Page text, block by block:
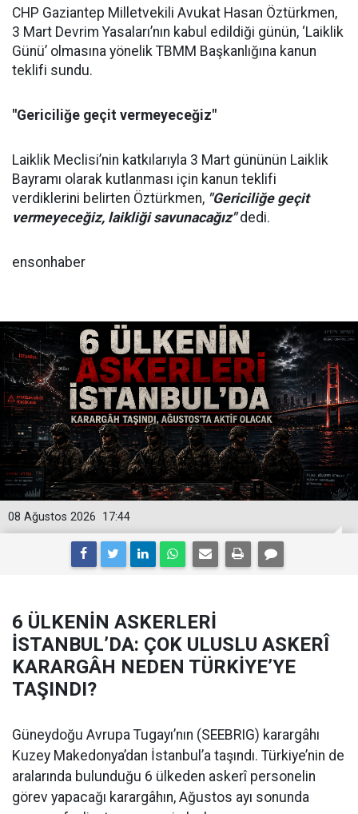
CHP Gaziantep Milletvekili Avukat Hasan Öztürkmen,
3 Mart Devrim Yasaları’nın kabul edildiği günün, ‘Laiklik
Günü’ olmasına yönelik TBMM Başkanlığına kanun
teklifi sundu.
"Gericiliğe geçit vermeyeceğiz"
Laiklik Meclisi’nin katkılarıyla 3 Mart gününün Laiklik
Bayramı olarak kutlanması için kanun teklifi
verdiklerini belirten Öztürkmen, "Gericiliğe geçit
vermeyeceğiz, laikliği savunacağız"dedi.
ensonhaber
17:44
08 Ağustos 2026
6 ÜLKENİN ASKERLERİ
İSTANBUL’DA: ÇOK ULUSLU ASKERÎ
KARARGÂH NEDEN TÜRKİYE’YE
TAŞINDI?
Güneydoğu Avrupa Tugayı’nın (SEEBRIG) karargâhı
Kuzey Makedonya’dan İstanbul’a taşındı. Türkiye’nin de
aralarında bulunduğu 6 ülkeden askerî personelin
görev yapacağı karargâhın, Ağustos ayı sonunda